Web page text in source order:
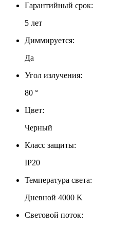
Гарантийный срок:
5 лет
Диммируется:
Да
Угол излучения:
80 °
Цвет:
Черный
Класс защиты:
IP20
Температура света:
Дневной 4000 K
Световой поток: